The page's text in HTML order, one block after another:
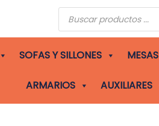
Búsqueda
de
productos
SOFAS Y SILLONES MESAS
ARMARIOS AUXILIARES